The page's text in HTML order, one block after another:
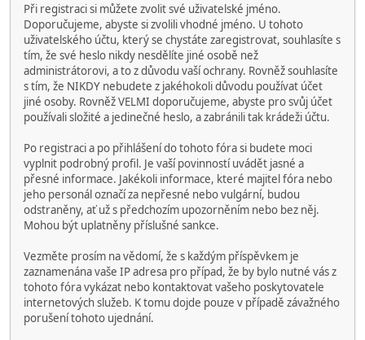
Při registraci si můžete zvolit své uživatelské jméno.
Doporučujeme, abyste si zvolili vhodné jméno. U tohoto
uživatelského účtu, který se chystáte zaregistrovat, souhlasíte s
tím, že své heslo nikdy nesdělíte jiné osobě než
administrátorovi, a to z důvodu vaší ochrany. Rovněž souhlasíte
s tím, že NIKDY nebudete z jakéhokoli důvodu používat účet
jiné osoby. Rovněž VELMI doporučujeme, abyste pro svůj účet
používali složité a jedinečné heslo, a zabránili tak krádeži účtu.
Po registraci a po přihlášení do tohoto fóra si budete moci
vyplnit podrobný profil. Je vaší povinností uvádět jasné a
přesné informace. Jakékoli informace, které majitel fóra nebo
jeho personál označí za nepřesné nebo vulgární, budou
odstraněny, ať už s předchozím upozorněním nebo bez něj.
Mohou být uplatněny příslušné sankce.
Vezměte prosím na vědomí, že s každým příspěvkem je
zaznamenána vaše IP adresa pro případ, že by bylo nutné vás z
tohoto fóra vykázat nebo kontaktovat vašeho poskytovatele
internetových služeb. K tomu dojde pouze v případě závažného
porušení tohoto ujednání.